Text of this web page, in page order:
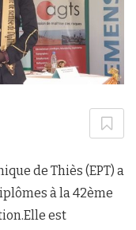
de Thiès (EPT) a
à la 42ème
est